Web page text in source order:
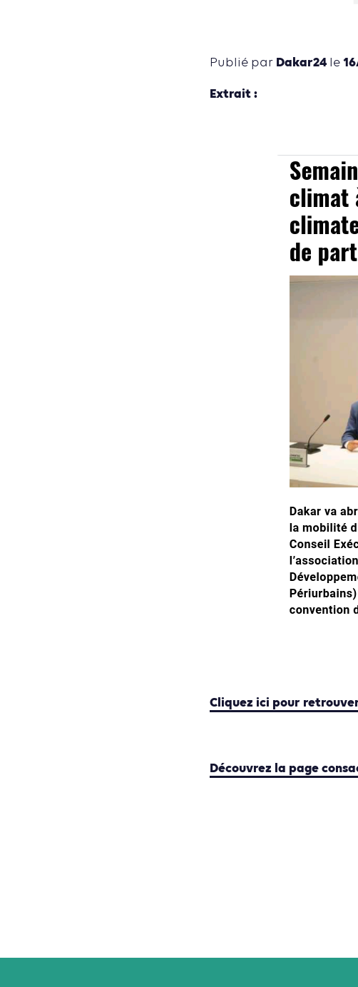
Publié par Dakar24 le
Extrait :
Cliquez ici pour
Découvrez la page